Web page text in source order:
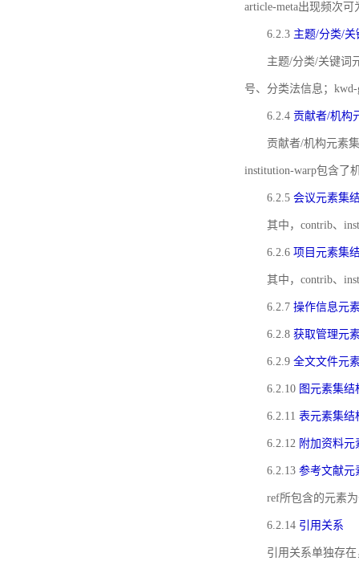
article-meta出现频次可
6.2.3 主题/分类/
主题/分类/关键词
号、分类法信息；
6.2.4 贡献者/机构
贡献者/机构元素
institution-warp包含了
6.2.5 会议元素集
其中，contrib、
6.2.6 项目元素集
其中，contrib、
6.2.7 操作信息元
6.2.8 获取管理元
6.2.9 全文文件元
6.2.10 图元素集结
6.2.11 表元素集结
6.2.12 附加资料元
6.2.13 参考文献元
ref所包含的元素
6.2.14 引用关系
引用关系单独存